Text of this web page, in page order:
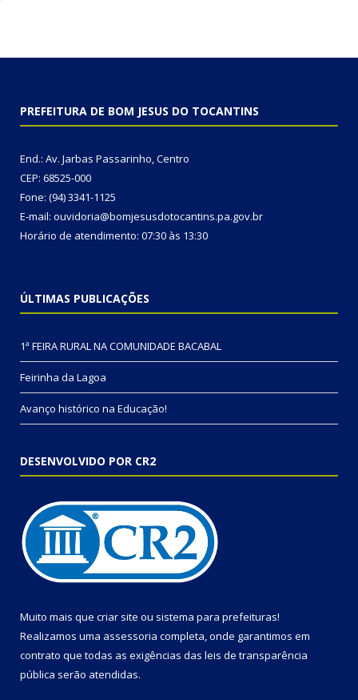
PREFEITURA DE BOM JESUS DO TOCANTINS
End.: Av. Jarbas Passarinho, Centro
CEP: 68525-000
Fone: (94) 3341-1125
E-mail: ouvidoria@bomjesusdotocantins.pa.gov.br
Horário de atendimento: 07:30 às 13:30
ÚLTIMAS PUBLICAÇÕES
1ª FEIRA RURAL NA COMUNIDADE BACABAL
Feirinha da Lagoa
Avanço histórico na Educação!
DESENVOLVIDO POR CR2
Muito mais que criar site ou sistema para prefeituras!
Realizamos uma assessoria completa, onde garantimos em
contrato que todas as exigências das leis de transparência
pública serão atendidas.